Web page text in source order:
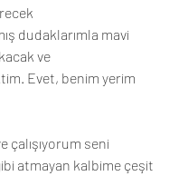
dudaklarımla mavi
ve
Evet, benim yerim
çalışıyorum seni
atmayan kalbime çeşit